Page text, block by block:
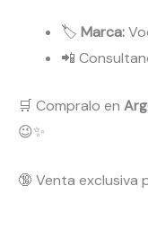
🏷️ Marca:
📲
🛒 Compralo en
😉✨
🔞 Venta exclusiva